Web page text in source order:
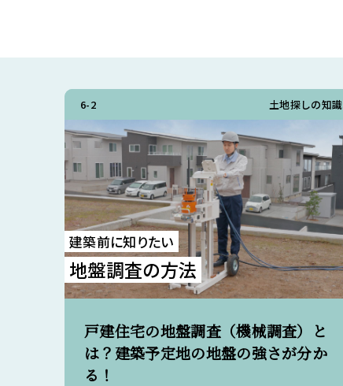
6-2 土地探しの知識
建築前に知りたい
地盤調査の方法
戸建住宅の地盤調査（機械調査）と
は？建築予定地の地盤の強さが分か
る！